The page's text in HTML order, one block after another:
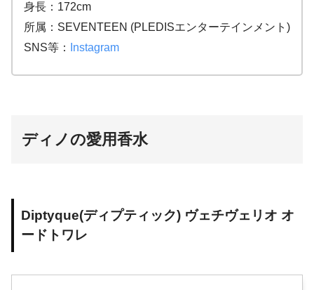
身長：172cm
所属：SEVENTEEN (PLEDISエンターテインメント)
SNS等：
Instagram
ディノの愛用香水
Diptyque(ディプティック) ヴェチヴェリオ オ
ードトワレ